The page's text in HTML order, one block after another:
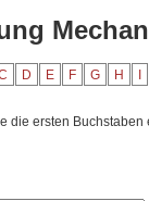
D E F G H
die ersten Buchstaben